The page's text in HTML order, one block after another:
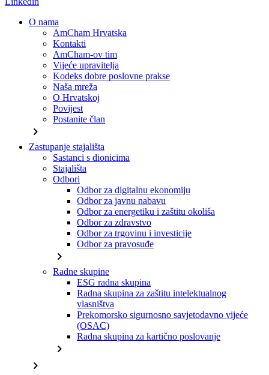
O nama
AmCham Hrvatska
Kontakti
AmCham-ov tim
Vijeće upravitelja
Kodeks dobre poslovne prakse
Naša mreža
O Hrvatskoj
Povijest
Postanite član
chevron_right
Zastupanje stajališta
Sastanci s dionicima
Stajališta
Odbori
Odbor za digitalnu ekonomiju
Odbor za javnu nabavu
Odbor za energetiku i zaštitu okoliša
Odbor za zdravstvo
Odbor za trgovinu i investicije
Odbor za pravosuđe
chevron_right
Radne skupine
ESG radna skupina
Radna skupina za zaštitu intelektualnog
vlasništva
Prekomorsko sigurnosno savjetodavno vijeće
(OSAC)
Radna skupina za kartično poslovanje
chevron_right
chevron_right